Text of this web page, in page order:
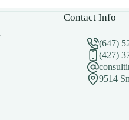
Contact Info
(647)
(427)
9514